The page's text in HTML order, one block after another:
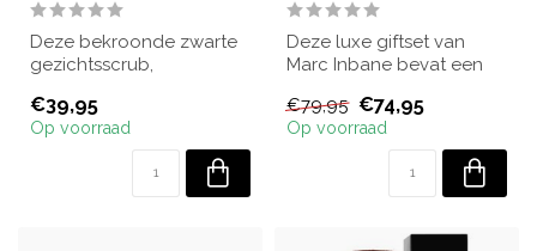
Deze bekroonde zwarte
gezichtsscrub,
kool, zorgt voor een ...
€39,95
Op voorraad
Deze luxe giftset van
Marc Inbane bevat een
Brush, waarme...
€79,95 €74,95
Op voorraad